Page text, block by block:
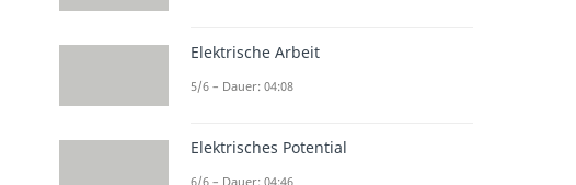
Elektrische Arbeit
5/6 – Dauer: 04:08
Elektrisches Potential
6/6 – Dauer: 04:46